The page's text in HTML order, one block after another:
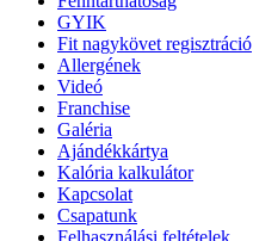
GYIK
Fit nagykövet regisztráció
Allergének
Videó
Franchise
Galéria
Ajándékkártya
Kalória kalkulátor
Kapcsolat
Csapatunk
Felhasználási feltételek